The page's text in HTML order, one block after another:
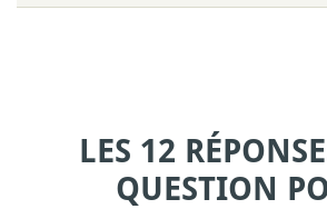
LES 12
QUESTION